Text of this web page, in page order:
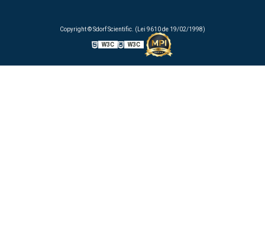
Copyright © Sdorf Scientific. (Lei 9610 de 19/02/1998)
W3C W3C